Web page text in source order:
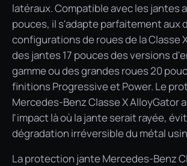
latéraux. Compatible avec les jantes
pouces, il s'adapte parfaitement aux
configurations de roues de la Classe
des jantes 17 pouces des versions
gamme ou des grandes roues 20
finitions Progressive et Power. Le
Mercedes-Benz Classe X AlloyGator
l'impact là où la jante serait rayée,
dégradation irréversible du métal
La protection jante Mercedes-Benz